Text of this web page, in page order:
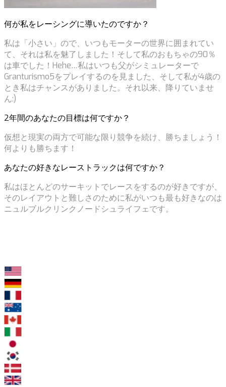
何が私をレーシングに導いたのですか？
私は「小さい」ので、いつもモーターの世界に囲まれてい
て、それは私を魅了しました！そして私のおもちゃの90％
は車でした！Hehe…私はいつも父がシミュレーターで
Granturismo5をプレイするのを見ました、そして私が4歳の
とき私はチャンスがありました。それ以来、降りていませ
ん:)
2年間のあなたの目標は何ですか？
仮想と現実の両方で可能な限り競争を続け、勝ちましょう！
何よりも勝ちます！
あなたの好きなレーストラックは何ですか？
私はほとんどのサーキットでレースをするのが好きですが、
そのレイアウトと難しさのために私がいつも最も好きなのは
ニュルブルクリンクノードシュライフェです。